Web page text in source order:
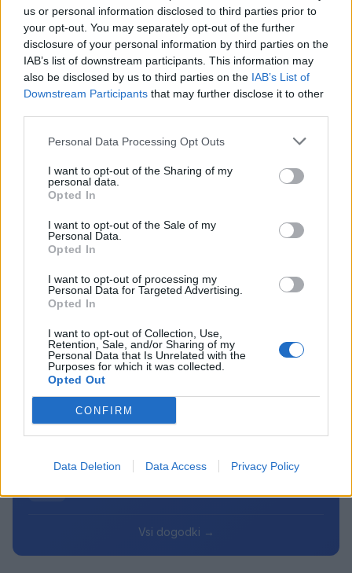
us or personal information disclosed to third parties prior to
your opt-out. You may separately opt-out of the further
disclosure of your personal information by third parties on the
IAB’s list of downstream participants. This information may
also be disclosed by us to third parties on the IAB’s List of
Downstream Participants that may further disclose it to other
Personal Data Processing Opt Outs
I want to opt-out of the Sharing of my
personal data.
Opted In
I want to opt-out of the Sale of my
Personal Data.
Opted In
I want to opt-out of processing my
Personal Data for Targeted Advertising.
Opted In
I want to opt-out of Collection, Use,
Retention, Sale, and/or Sharing of my
Personal Data that Is Unrelated with the
Purposes for which it was collected.
Opted Out
CONFIRM
Data Deletion Data Access Privacy Policy
Danes bo na travniku pri domu Kulture
nastopila skupina Ringlšpil
7. avgust 2026
posameznik kazensko odgovoren za javno spodbujanje
sovraštva, nasilja ali nestrpnosti. Komentarji z žaljivimi,
bodo odstranjeni. Pravila komentiranja →
Failed to fetch
Prihajajoči dogodki
AVG
7
Pesem kita grbavca
18:00
AVG
7
Smrt Robina Hooda
20:30
AVG
7
Aktivne poletne počitnice z ustvarjalci Studia
Spin
Večer pesmi Đorđa Balaševića
Vsi dogodki →